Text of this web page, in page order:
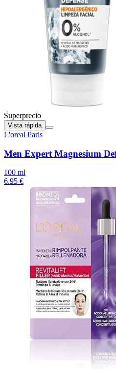
Superprecio
Vista rápida
L'oreal Paris
Men Expert Magnesium
100 ml
6.95 €